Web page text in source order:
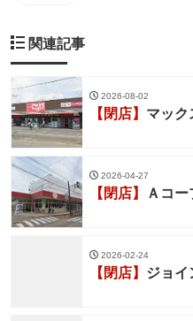
関連記事
2026-08-02
【閉店】 マック
2026-04-27
【閉店】 Ａコ
2026-02-24
【閉店】 ジョイ